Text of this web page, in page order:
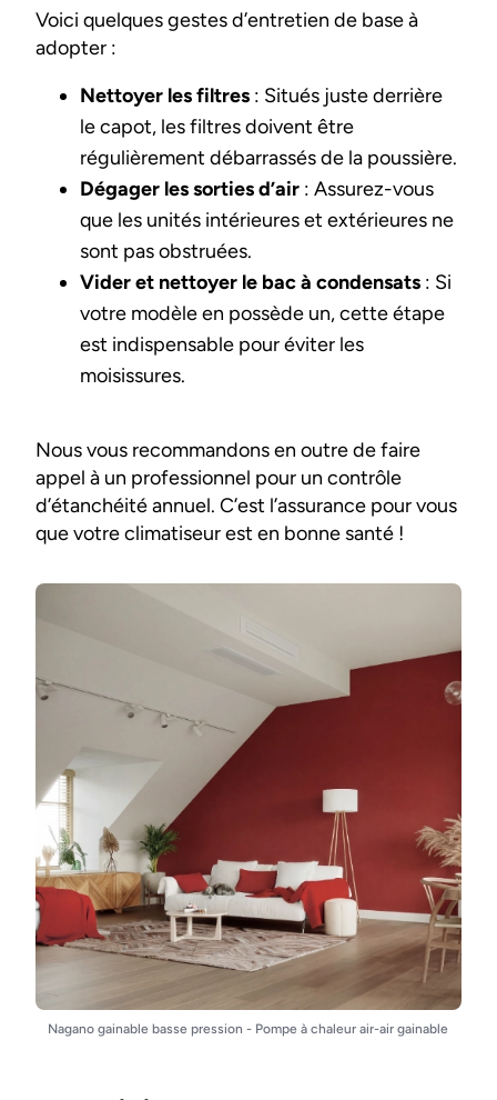
Voici quelques gestes d’entretien de base à
adopter :
Nettoyer les filtres : Situés juste derrière
le capot, les filtres doivent être
régulièrement débarrassés de la poussière.
Dégager les sorties d’air : Assurez-vous
que les unités intérieures et extérieures ne
sont pas obstruées.
Vider et nettoyer le bac à condensats : Si
votre modèle en possède un, cette étape
est indispensable pour éviter les
moisissures.
Nous vous recommandons en outre de faire
appel à un professionnel pour un contrôle
d’étanchéité annuel. C’est l’assurance pour vous
que votre climatiseur est en bonne santé !
Nagano gainable basse pression - Pompe à chaleur air-air gainable